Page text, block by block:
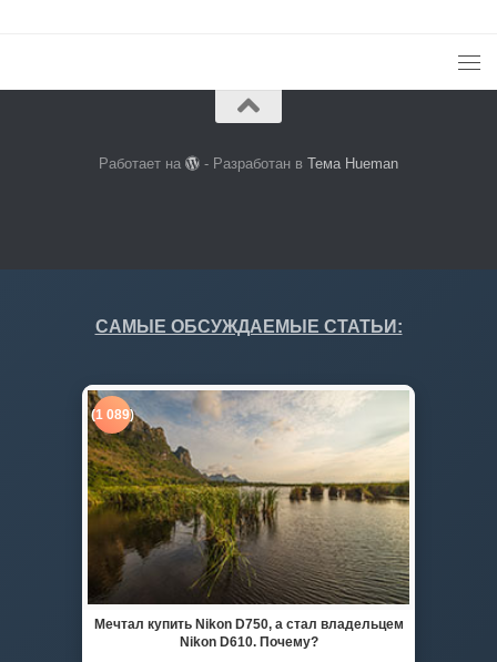
Работает на - Разработан вТема Hueman
САМЫЕ ОБСУЖДАЕМЫЕ СТАТЬИ:
(1 089)
Мечтал купить Nikon D750, а стал владельцем
Nikon D610. Почему?